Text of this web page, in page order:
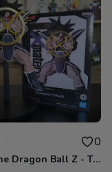
0
Figurine Dragon Ball Z - Turles (Tullece) - G×materia - Officielle Import Japon